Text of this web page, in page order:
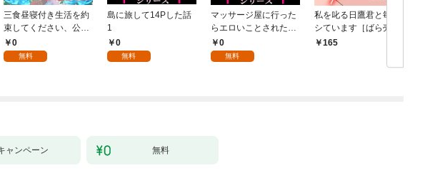
三食昼寝付き生活を約
束してください、公爵
様 1話
0
無料
島に旅して14Pした話
1
0
無料
マッサージ屋に行った
らエロいことされた話
1 0
無料
私を叱る日鷹君と毎晩
シています［ばら売
り］ 第1話
165
ャンペーン 無料